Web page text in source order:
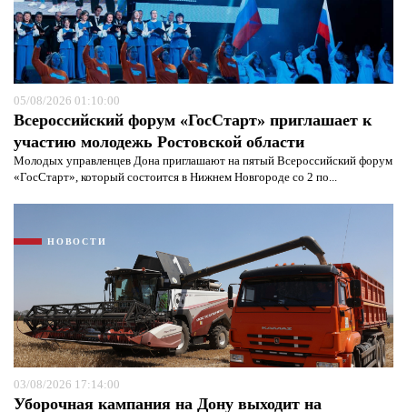
05/08/2026 01:10:00
Всероссийский форум «ГосСтарт» приглашает к
участию молодежь Ростовской области
Молодых управленцев Дона приглашают на пятый Всероссийский форум
«ГосСтарт», который состоится в Нижнем Новгороде со 2 по...
НОВОСТИ
03/08/2026 17:14:00
Уборочная кампания на Дону выходит на